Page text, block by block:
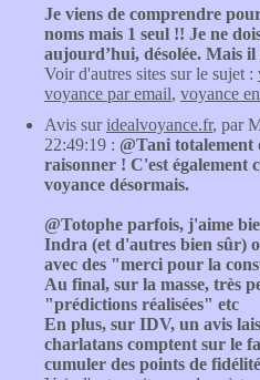
Je viens de comprendre
noms mais 1 seul !! Je ne
aujourd’hui, désolée. Mais
Voir d'autres sites sur le sujet :
voyance par email, voyance
Avis suridealvoyance.fr, par
22:49:19 : @Tani totalement
raisonner ! C'est également
voyance désormais.
@Totophe parfois, j'aime
Indra (et d'autres bien sûr)
avec des "merci pour la
Au final, sur la masse, très
"prédictions réalisées" etc
En plus, sur IDV, un avis
charlatans comptent sur le
cumuler des points de